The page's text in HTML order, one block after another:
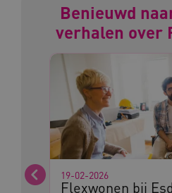
Benieuwd
verhalen over
VorigeFlexwonen bij
19-02-2026
__cf_bm Google